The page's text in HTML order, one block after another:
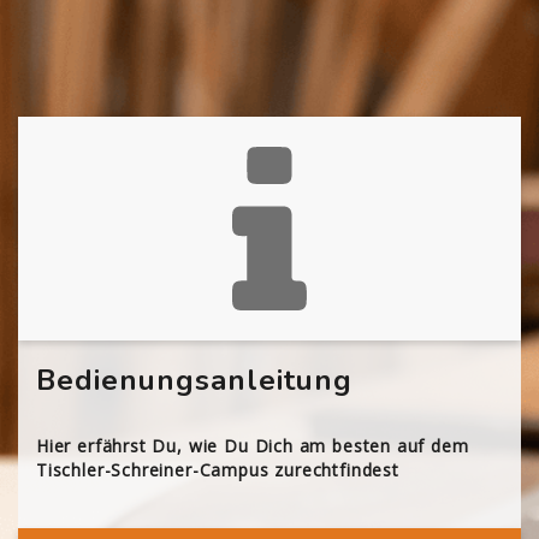
Bedienungsanleitung
Hier erfährst Du, wie Du Dich am besten auf dem
Tischler-Schreiner-Campus zurechtfindest